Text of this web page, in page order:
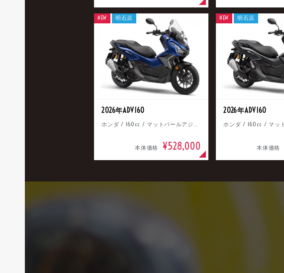
2026年ADV160
ホンダ / 160cc / マットパールアジャイルブルー
本体価格 ¥528,000
NEW 明石店
2026年ADV160
本体価格
NEW 明石店